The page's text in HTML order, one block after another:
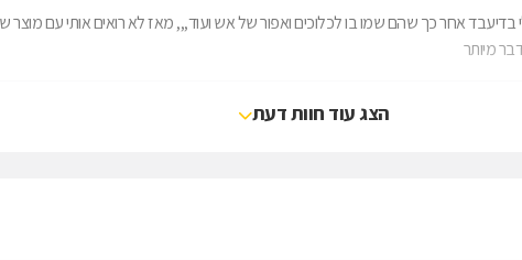
בדיעבד אחר כך שהם שמו בו לכלוכים ואפור של אש ועוד,,, מאז לא רואים אותי עם
מיותר
הצג עוד חוות דעת